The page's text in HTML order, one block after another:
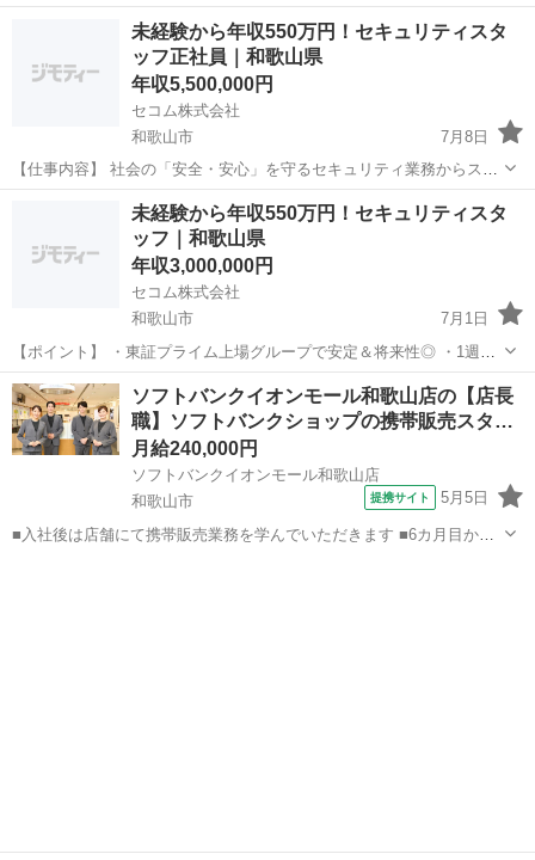
日 株式会社eatabell ファストフード,テイクアウト・惣菜・弁当屋 しっ
かり休める環境と人の良さが売りの企業で長く安定的に働こう 書類選
考なしの人柄採用...
未経験から年収550万円！セキュリティスタ
ッフ正社員｜和歌山県
年収5,500,000円
セコム株式会社
和歌山市
7月8日
【仕事内容】 社会の「安全・安心」を守るセキュリティ業務からスタ
ート。 異常発生時の急行対応、ATM障害対応、機器メンテナンスなど
を担当し、将来は営業・技術・管制・管理職など多彩なキャリアに挑
戦できる総合職です。...
和歌山市 その他 未経験
未経験から年収550万円！セキュリティスタ
ッフ｜和歌山県
年収3,000,000円
セコム株式会社
和歌山市
7月1日
【ポイント】 ・東証プライム上場グループで安定＆将来性◎ ・1週間
の導入研修＋OJT3か月で未経験でも安心スタート ・地域限定／全国
転勤ありを選択可、独身寮完備 ・ワンデー選考＆最短内定！ 【仕事内
容】 ...
和歌山 和歌山市 その他 未経験
ソフトバンクイオンモール和歌山店の【店長
職】ソフトバンクショップの携帯販売スタ…
月給240,000円
ソフトバンクイオンモール和歌山店
和歌山市
提携サイト 5月5日
■入社後は店舗にて携帯販売業務を学んでいただきます ■6カ月目から